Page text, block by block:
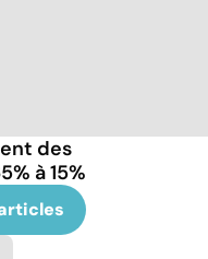
des
à 15%